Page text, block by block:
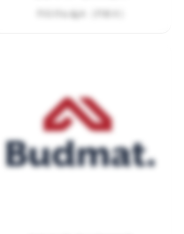
ПОЛЬЩА (ПВХ)